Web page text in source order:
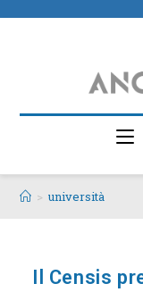
> università
Il Censis